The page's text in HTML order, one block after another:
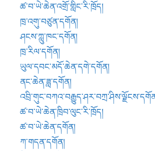
ཀ་གདན་དགོན།
སྡིག་དག་དགོན།
ཚང་གསར་ཆོས་གླིང་དགོན།
ཚང་གསར་བླ་ཁྱབ་བྱང་ཆུབ་ནོར་འཛིན་གླིང་།
སྐྱོ་བྲག་དགོན།
ཚལ་པ་གདན་ས།
ཡག་བཙུན་དགོན།
རྩེ་བ་དགོན།
འཇང་བྱང་ཆུབ་གླིང་།
འཇང་ཐར་པའི་ལམ་འཛིན་གླིང་།